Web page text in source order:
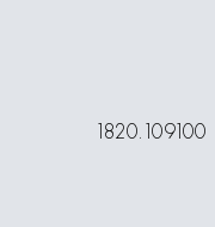
1820.109100